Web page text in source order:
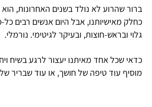
ברור שהרוע לא נולד בשנים האחרונות, הוא
כחלק מאישיותנו, אבל היום אנשים רבים כל-
גלוי ובראש-חוצות, ובעיקר לגיטימי. נורמלי.
כדאי שכל אחד מאיתנו יעצור לרגע בשיח
מוסיף עוד טיפה של חושך, או עוד שבריר